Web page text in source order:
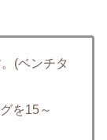
(ベンチタ
を15～